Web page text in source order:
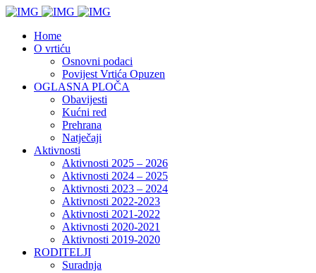
Home
O vrtiću
Osnovni podaci
Povijest Vrtića Opuzen
OGLASNA PLOČA
Obavijesti
Kućni red
Prehrana
Natječaji
Aktivnosti
Aktivnosti 2025 – 2026
Aktivnosti 2024 – 2025
Aktivnosti 2023 – 2024
Aktivnosti 2022-2023
Aktivnosti 2021-2022
Aktivnosti 2020-2021
Aktivnosti 2019-2020
RODITELJI
Suradnja